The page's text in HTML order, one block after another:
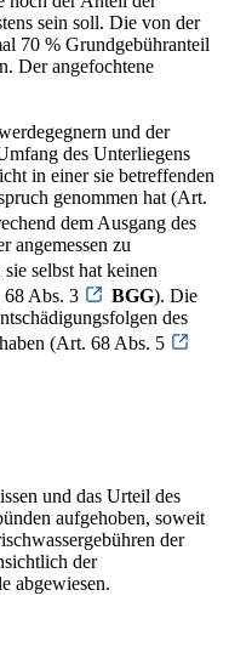
sein soll. Die von der
70 % Grundgebühranteil
Der angefochtene
und der
des Unterliegens
in einer sie betreffenden
genommen hat (Art.
dem Ausgang des
angemessen zu
sie selbst hat keinen
68 Abs. 3
BGG). Die
des
(Art. 68 Abs. 5
und das Urteil des
aufgehoben, soweit
der
der
abgewiesen.